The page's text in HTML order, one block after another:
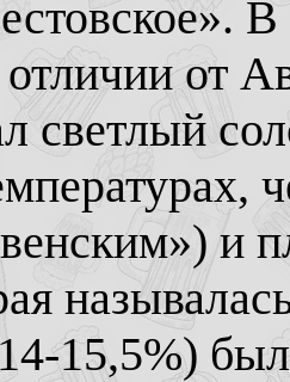
от
светлый
и
15,5%)